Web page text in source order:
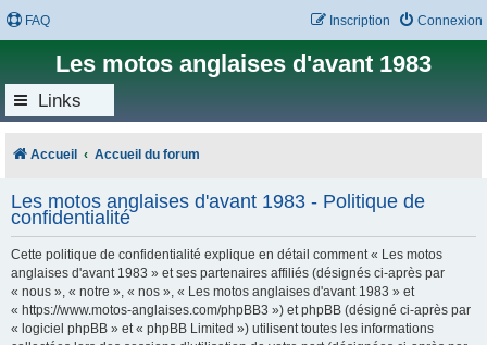
FAQ Connexion
Inscription
Les motos anglaises d'avant 1983
Links
Accueil Accueil du forum
Les motos anglaises d'avant 1983 - Politique de
confidentialité
Cette politique de confidentialité explique en détail comment « Les motos
anglaises d'avant 1983 » et ses partenaires affiliés (désignés ci-après par
« nous », « notre », « nos », « Les motos anglaises d'avant 1983 » et
« https://www.motos-anglaises.com/phpBB3 ») et phpBB (désigné ci-après par
« logiciel phpBB » et « phpBB Limited ») utilisent toutes les informations